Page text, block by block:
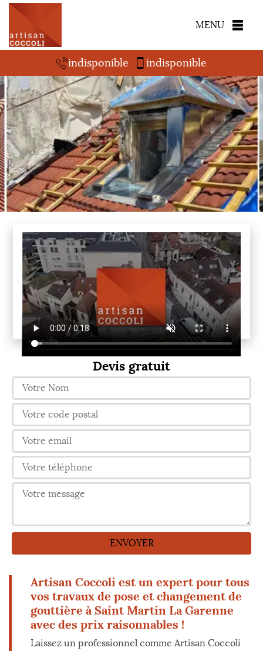
MENU
indisponible indisponible
Devis gratuit
Artisan Coccoli est un expert pour tous
vos travaux de pose et changement de
gouttière à Saint Martin La Garenne
avec des prix raisonnables !
Laissez un professionnel comme Artisan Coccoli